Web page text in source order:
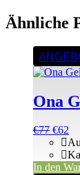
Ähnliche
Ona
Preis
war:
€77
€77
Preis
ist:
€77.
€62
In den